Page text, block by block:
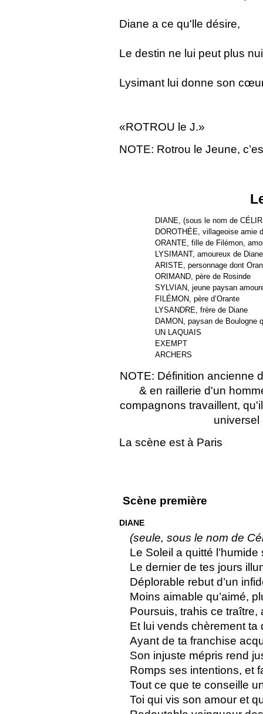
Diane a ce qu'lle désire,
Le destin ne lui peut plus
Lysimant lui donne son
«ROTROU le J.»
NOTE: Rotrou le Jeune,
DIANE, (sous le nom de
DOROTHÉE, villageoise amie
ORANTE, fille de Filémon,
LYSIMANT, amoureux de
ARISTE, personnage dont
ORIMAND, père de Rosinde
SYLVIAN, jeune paysan
FILÉMON, père d’Orante
LYSANDRE, frère de Diane
DAMON, paysan de Boulogne
UN LAQUAIS
EXEMPT
ARCHERS
NOTE: Définition ancienne
& en raillerie d'un
compagnons travaillent,
universel
La scène est à Paris
Scène première
DIANE
(seule, sous le nom de
Le Soleil a quitté l’humide
Le dernier de tes jours
Déplorable rebut d’un
Moins aimable qu’aimé,
Poursuis, trahis ce traître,
Et lui vends chèrement ta
Ayant de ta franchise
Son injuste mépris rend
Romps ses intentions, et
Tout ce que te conseille
Toi qui vis son amour et